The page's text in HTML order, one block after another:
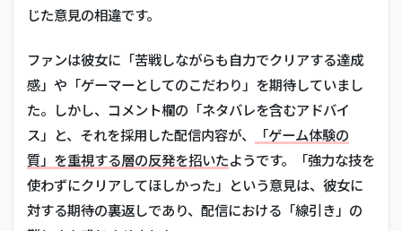
じた意見の相違です。
ファンは彼女に「苦戦しながらも自力でクリアする達成
感」や「ゲーマーとしてのこだわり」を期待していまし
た。しかし、コメント欄の「ネタバレを含むアドバイ
ス」と、それを採用した配信内容が、
「ゲーム体験の
質」を重視する層の反発を招いたようです。「強力な技を
使わずにクリアしてほしかった」という意見は、彼女に
対する期待の裏返しであり、配信における「線引き」の